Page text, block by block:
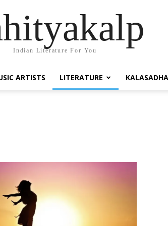
Indian Literature For You
ARTISTS LITERATURE